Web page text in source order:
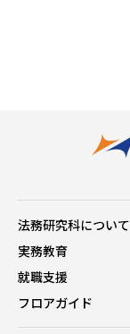
法務研究科について
実務教育
就職支援
フロアガイド